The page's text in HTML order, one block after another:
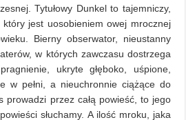
Tytułowy Dunkel to tajemniczy,
jest uosobieniem owej mrocznej
Bierny obserwator, nieustanny
w których zawczasu dostrzega
ukryte głęboko, uśpione,
w pełni, a nieuchronnie ciążące do
prowadzi przez całą powieść, to jego
słuchamy. A ilość mroku, jaka